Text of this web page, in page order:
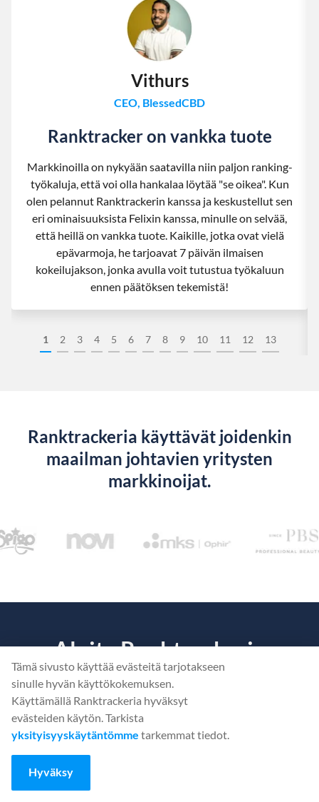
1 2 3 4 5 6 7 8 9 10 11 12 13
Vithurs
CEO, BlessedCBD
Ranktracker on vankka tuote
Markkinoilla on nykyään saatavilla niin paljon ranking-
työkaluja, että voi olla hankalaa löytää "se oikea". Kun
olen pelannut Ranktrackerin kanssa ja keskustellut sen
eri ominaisuuksista Felixin kanssa, minulle on selvää,
että heillä on vankka tuote. Kaikille, jotka ovat vielä
epävarmoja, he tarjoavat 7 päivän ilmaisen
kokeilujakson, jonka avulla voit tutustua työkaluun
ennen päätöksen tekemistä!
Ranktrackeria käyttävät joidenkin
maailman johtavien yritysten
markkinoijat.
Aloita Ranktrackerin
käyttö... ilmaiseksi!
verkkosivustoasi
TaiKirjaudu sisään
Tämä sivusto käyttää evästeitä tarjotakseen
sinulle hyvän käyttökokemuksen.
Käyttämällä Ranktrackeria hyväksyt
evästeiden käytön. Tarkista
yksityisyyskäytäntömme tarkemmat tiedot.
Hyväksy